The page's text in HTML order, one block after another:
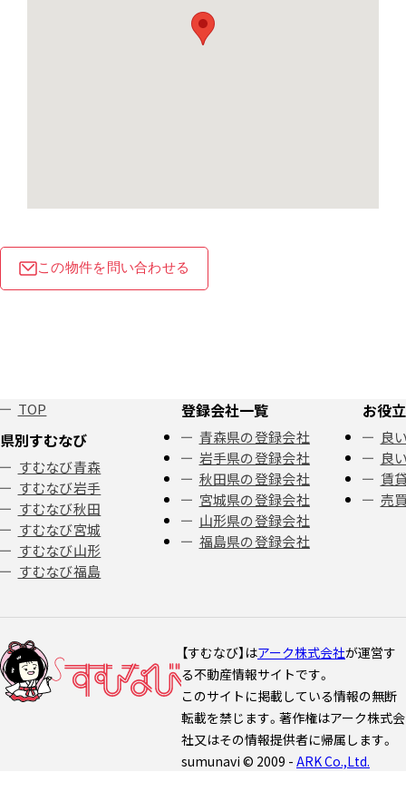
この物件を問い合わせる
TOP
県別すむなび
すむなび青森
すむなび岩手
すむなび秋田
すむなび宮城
すむなび山形
すむなび福島
登録会社一覧
青森県の登録会社
岩手県の登録会社
秋田県の登録会社
宮城県の登録会社
山形県の登録会社
福島県の登録会社
お役
良
良
賃
売
【すむなび】はアーク株式会社が運営す
る不動産情報サイトです。
このサイトに掲載している情報の無断
転載を禁じます。著作権はアーク株式会
社又はその情報提供者に帰属します。
sumunavi © 2009 - ARK Co.,Ltd.